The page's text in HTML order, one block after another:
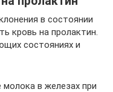
в состоянии
кровь на пролактин.
состояниях и
молока в железах при